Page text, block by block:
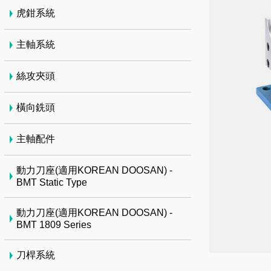
虎鉗系統
主軸系統
絲攻夾頭
橫向銑頭
主軸配件
動力刀座(適用KOREAN DOOSAN) -
BMT Static Type
動力刀座(適用KOREAN DOOSAN) -
BMT 1809 Series
刀桿系統